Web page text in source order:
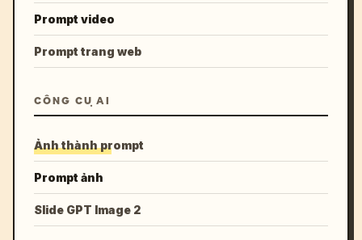
Prompt video
Prompt trang web
CÔNG CỤ AI
Ảnh thành prompt
Prompt ảnh
Slide GPT Image 2